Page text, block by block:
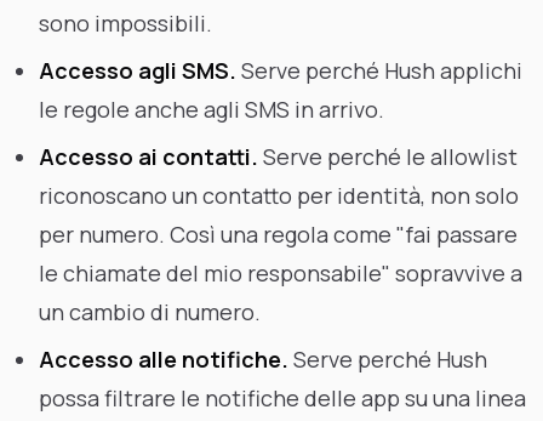
sono impossibili.
Accesso agli SMS. Serve perché Hush applichi
le regole anche agli SMS in arrivo.
Accesso ai contatti. Serve perché le allowlist
riconoscano un contatto per identità, non solo
per numero. Così una regola come "fai passare
le chiamate del mio responsabile" sopravvive a
un cambio di numero.
Accesso alle notifiche. Serve perché Hush
possa filtrare le notifiche delle app su una linea